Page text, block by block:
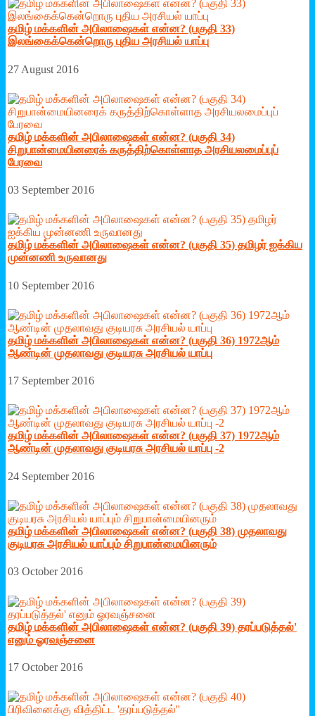
தமிழ் மக்களின் அபிலாஷைகள் என்ன? (பகுதி 33)
இலங்கைக்கென்றொரு புதிய அரசியல் யாப்பு
27 August 2016
தமிழ் மக்களின் அபிலாஷைகள் என்ன? (பகுதி 34)
சிறுபான்மையினரைக் கருத்திற்கொள்ளாத அரசியலமைப்புப்
பேரவை
03 September 2016
தமிழ் மக்களின் அபிலாஷைகள் என்ன? (பகுதி 35) தமிழர் ஐக்கிய
முன்னணி உருவானது
10 September 2016
தமிழ் மக்களின் அபிலாஷைகள் என்ன? (பகுதி 36) 1972ஆம்
ஆண்டின் முதலாவது குடியரசு அரசியல் யாப்பு
17 September 2016
தமிழ் மக்களின் அபிலாஷைகள் என்ன? (பகுதி 37) 1972ஆம்
ஆண்டின் முதலாவது குடியரசு அரசியல் யாப்பு -2
24 September 2016
தமிழ் மக்களின் அபிலாஷைகள் என்ன? (பகுதி 38) முதலாவது
குடியரசு அரசியல் யாப்பும் சிறுபான்மையினரும்
03 October 2016
தமிழ் மக்களின் அபிலாஷைகள் என்ன? (பகுதி 39) தரப்படுத்தல்'
எனும் ஓரவஞ்சனை
17 October 2016